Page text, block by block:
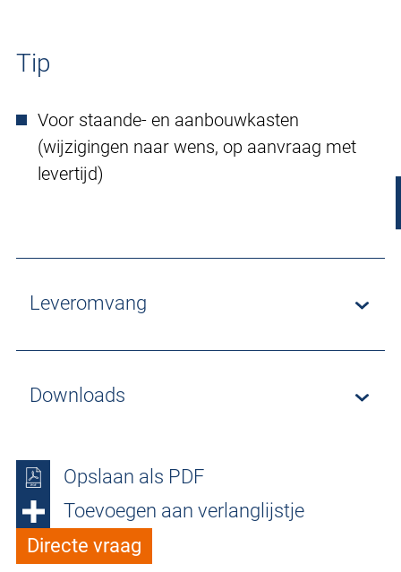
Tip
Voor staande- en aanbouwkasten
(wijzigingen naar wens, op aanvraag met
levertijd)
Leveromvang
Downloads
Opslaan als PDF
Toevoegen aan verlanglijstje
Directe vraag